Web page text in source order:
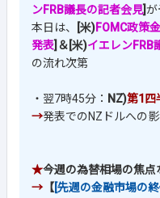
ンFRB議長の記者会見]が
本日は、
[米)FOMC政策
発表]＆[米)イエレンFRB
の流れ次第
・翌7時45分： NZ)第1四
→発表でのNZドルへの
★今週の為替相場の焦点
→ 【[先週の金融市場の